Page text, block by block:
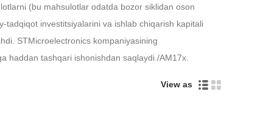
(bu mahsulotlar odatda bozor siklidan oson
investitsiyalarini va ishlab chiqarish kapitali
STMicroelectronics kompaniyasining
haddan tashqari ishonishdan saqlaydi./AM17x.
View as